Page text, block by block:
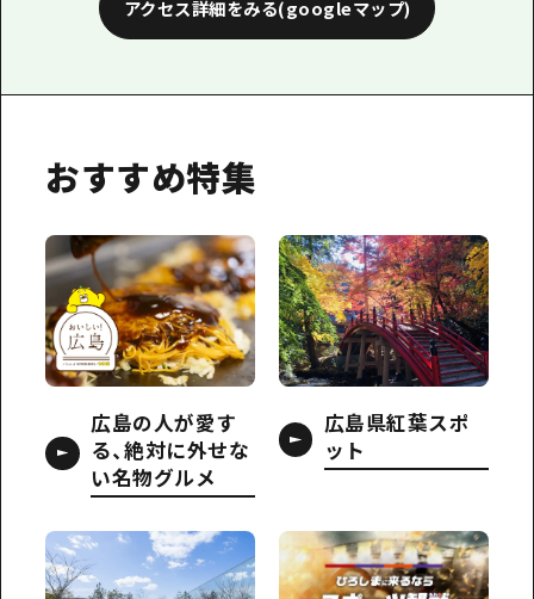
アクセス詳細をみる(googleマップ)
おすすめ特集
広島の人が愛す
る、絶対に外せな
い名物グルメ
広島県紅葉スポ
ット